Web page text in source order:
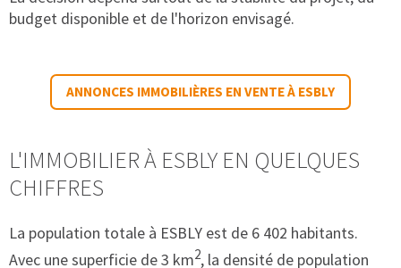
budget disponible et de l'horizon envisagé.
ANNONCES IMMOBILIÈRES EN VENTE À ESBLY
L'IMMOBILIER À ESBLY EN QUELQUES
CHIFFRES
La population totale à ESBLY est de 6 402 habitants.
Avec une superficie de 3 km2, la densité de population